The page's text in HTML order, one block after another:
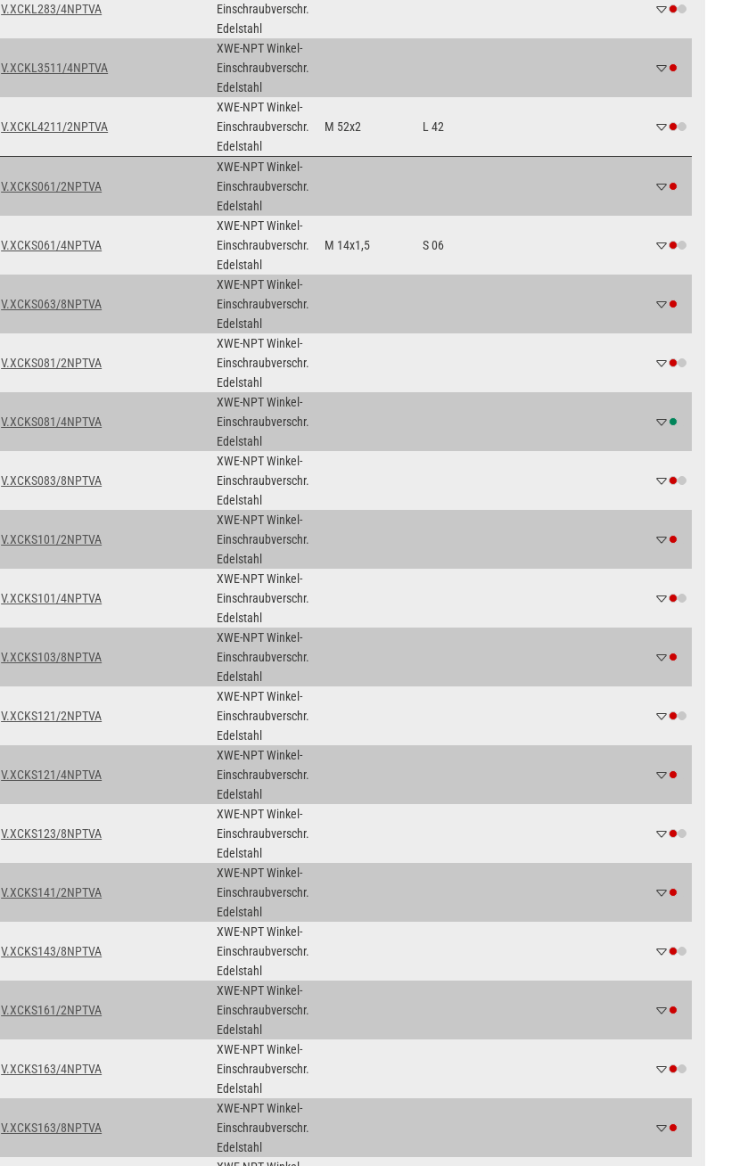
V.XCKL283/4NPTVA
Einschraubverschr.
Edelstahl
V.XCKL3511/4NPTVA
XWE-NPT Winkel-
Einschraubverschr.
Edelstahl
V.XCKL4211/2NPTVA
XWE-NPT Winkel-
Einschraubverschr.
Edelstahl
M 52x2 L 42
V.XCKS061/2NPTVA
XWE-NPT Winkel-
Einschraubverschr.
Edelstahl
V.XCKS061/4NPTVA
XWE-NPT Winkel-
Einschraubverschr.
Edelstahl
M 14x1,5 S 06
V.XCKS063/8NPTVA
XWE-NPT Winkel-
Einschraubverschr.
Edelstahl
V.XCKS081/2NPTVA
XWE-NPT Winkel-
Einschraubverschr.
Edelstahl
V.XCKS081/4NPTVA
XWE-NPT Winkel-
Einschraubverschr.
Edelstahl
V.XCKS083/8NPTVA
XWE-NPT Winkel-
Einschraubverschr.
Edelstahl
V.XCKS101/2NPTVA
XWE-NPT Winkel-
Einschraubverschr.
Edelstahl
V.XCKS101/4NPTVA
XWE-NPT Winkel-
Einschraubverschr.
Edelstahl
V.XCKS103/8NPTVA
XWE-NPT Winkel-
Einschraubverschr.
Edelstahl
V.XCKS121/2NPTVA
XWE-NPT Winkel-
Einschraubverschr.
Edelstahl
V.XCKS121/4NPTVA
XWE-NPT Winkel-
Einschraubverschr.
Edelstahl
V.XCKS123/8NPTVA
XWE-NPT Winkel-
Einschraubverschr.
Edelstahl
V.XCKS141/2NPTVA
XWE-NPT Winkel-
Einschraubverschr.
Edelstahl
V.XCKS143/8NPTVA
XWE-NPT Winkel-
Einschraubverschr.
Edelstahl
V.XCKS161/2NPTVA
XWE-NPT Winkel-
Einschraubverschr.
Edelstahl
V.XCKS163/4NPTVA
XWE-NPT Winkel-
Einschraubverschr.
Edelstahl
V.XCKS163/8NPTVA
XWE-NPT Winkel-
Einschraubverschr.
Edelstahl